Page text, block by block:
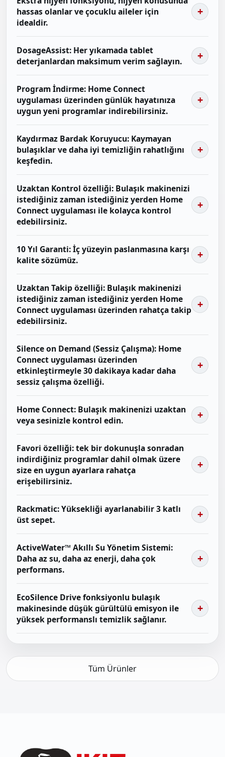
hassas olanlar ve çocuklu aileler için
idealdir.
DosageAssist: Her yıkamada tablet
deterjanlardan maksimum verim sağlayın.
Program İndirme: Home Connect
uygulaması üzerinden günlük hayatınıza
uygun yeni programlar indirebilirsiniz.
Kaydırmaz Bardak Koruyucu: Kaymayan
bulaşıklar ve daha iyi temizliğin rahatlığını
keşfedin.
Uzaktan Kontrol özelliği: Bulaşık makinenizi
istediğiniz zaman istediğiniz yerden Home
Connect uygulaması ile kolayca kontrol
edebilirsiniz.
10 Yıl Garanti: İç yüzeyin paslanmasına karşı
kalite sözümüz.
Uzaktan Takip özelliği: Bulaşık makinenizi
istediğiniz zaman istediğiniz yerden Home
Connect uygulaması üzerinden rahatça takip
edebilirsiniz.
Silence on Demand (Sessiz Çalışma): Home
Connect uygulaması üzerinden
etkinleştirmeyle 30 dakikaya kadar daha
sessiz çalışma özelliği.
Home Connect: Bulaşık makinenizi uzaktan
veya sesinizle kontrol edin.
Favori özelliği: tek bir dokunuşla sonradan
indirdiğiniz programlar dahil olmak üzere
size en uygun ayarlara rahatça
erişebilirsiniz.
Rackmatic: Yüksekliği ayarlanabilir 3 katlı
üst sepet.
ActiveWater™ Akıllı Su Yönetim Sistemi:
Daha az su, daha az enerji, daha çok
performans.
EcoSilence Drive fonksiyonlu bulaşık
makinesinde düşük gürültülü emisyon ile
yüksek performanslı temizlik sağlanır.
Tüm Ürünler